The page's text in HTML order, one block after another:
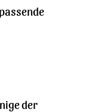
der